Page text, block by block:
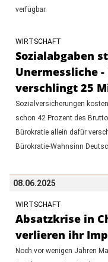
verfügbar.
WIRTSCHAFT
Sozialabgaben
Unermessliche
verschlingt 25
Sozialversicherungen
schon 42 Prozent des
Bürokratie allein dafür
Bürokratie-Wahnsinn
08.06.2025
WIRTSCHAFT
Absatzkrise in
verlieren ihr
Noch vor wenigen Jahren